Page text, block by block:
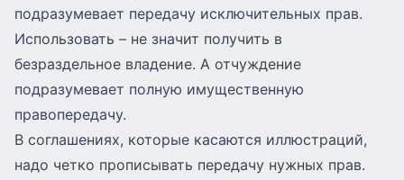
подразумевает передачу исключительных прав.
Использовать – не значит получить в
безраздельное владение. А отчуждение
подразумевает полную имущественную
правопередачу.
В соглашениях, которые касаются иллюстраций,
надо четко прописывать передачу нужных прав.